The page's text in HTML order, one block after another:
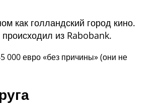
как голландский город кино.
из Rabobank.
000 евро без причины (они не